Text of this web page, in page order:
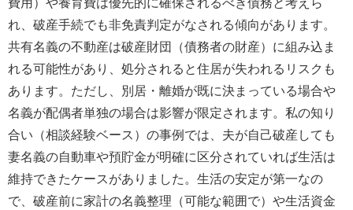
費用）や養育費は優先的に確保されるべき債務と考えら
れ、破産手続でも非免責判定がなされる傾向があります。
共有名義の不動産は破産財団（債務者の財産）に組み込ま
れる可能性があり、処分されると住居が失われるリスクも
あります。ただし、別居・離婚が既に決まっている場合や
名義が配偶者単独の場合は影響が限定されます。私の知り
合い（相談経験ベース）の事例では、夫が自己破産しても
妻名義の自動車や預貯金が明確に区分されていれば生活は
維持できたケースがありました。生活の安定が第一なの
で、破産前に家計の名義整理（可能な範囲で）や生活資金